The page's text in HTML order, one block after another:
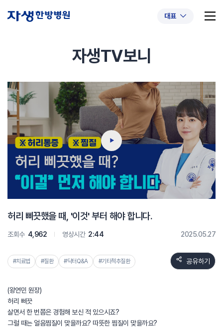
대표
추천 검색어 #초음파약침 #척추압박골절
#교통사고후유증 #허리디스크 #목디스크
#추나요법
자생TV보니
허리 삐끗했을 때, '이것' 부터 해야 합니다.
조회수 4,962 영상시간 2:44 2025.05.27
#치료법 #질환 #닥터Q&A #기타척추질환 공유하기
(왕연민 원장)
허리 삐끗
살면서 한 번쯤은 경험해 보신 적 있으시죠?
그럴 때는 얼음찜질이 맞을까요? 따뜻한 찜질이 맞을까요?